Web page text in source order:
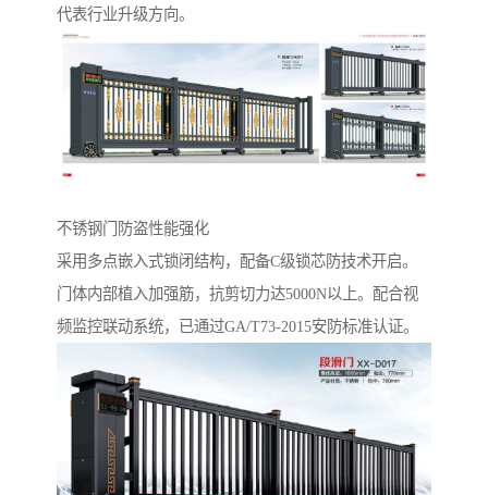
代表行业升级方向。
不锈钢门防盗性能强化‌
采用多点嵌入式锁闭结构，配备C级锁芯防技术开启。
门体内部植入加强筋，抗剪切力达5000N以上。配合视
频监控联动系统，已通过GA/T73-2015安防标准认证。